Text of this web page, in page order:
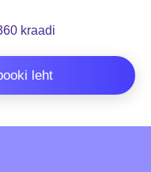
kraadi
leht